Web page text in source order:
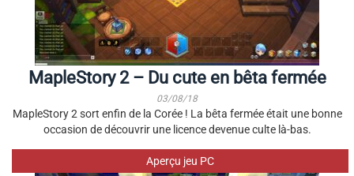
MapleStory 2 – Du cute en bêta fermée
03/08/18
MapleStory 2 sort enfin de la Corée ! La bêta fermée était une bonne
occasion de découvrir une licence devenue culte là-bas.
Aperçu jeu PC